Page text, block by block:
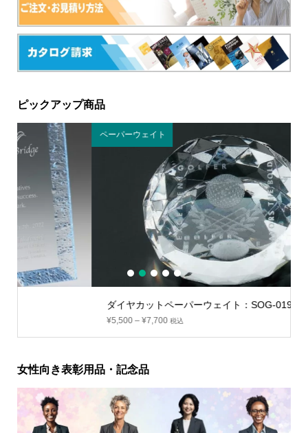
ピックアップ商品
ダイヤカットペーパーウェイト：SOG-019
税込
ペーパーウェイト
1 2 3 4 5
女性向き表彰用品・記念品